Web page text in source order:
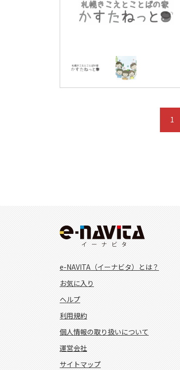
1
e-NAVITA（イーナビタ）とは？
お気に入り
ヘルプ
利用規約
個人情報の取り扱いについて
運営会社
サイトマップ